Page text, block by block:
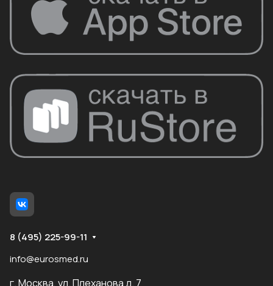
8 (495) 225-99-11
info@eurosmed.ru
г. Москва, ул. Плеханова д. 7